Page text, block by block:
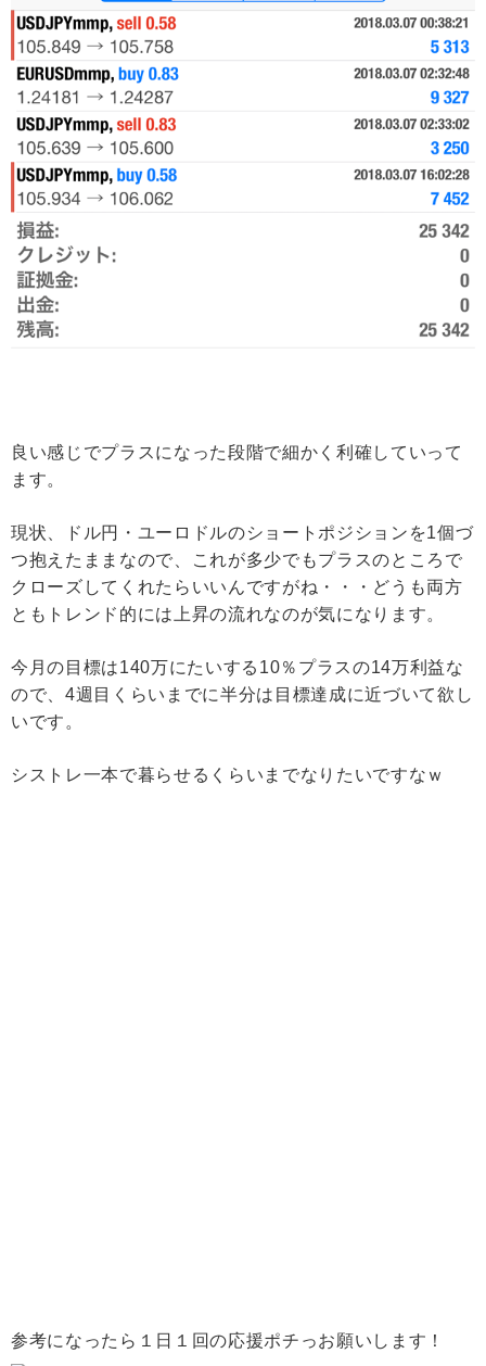
良い感じでプラスになった段階で細かく利確していって
ます。
現状、ドル円・ユーロドルのショートポジションを1個づ
つ抱えたままなので、これが多少でもプラスのところで
クローズしてくれたらいいんですがね・・・どうも両方
ともトレンド的には上昇の流れなのが気になります。
今月の目標は140万にたいする10％プラスの14万利益な
ので、4週目くらいまでに半分は目標達成に近づいて欲し
いです。
シストレ一本で暮らせるくらいまでなりたいですなｗ
参考になったら１日１回の応援ポチっお願いします！